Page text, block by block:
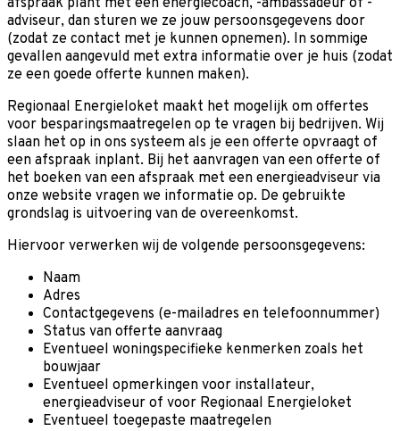
adviseur, dan sturen we ze jouw persoonsgegevens door
(zodat ze contact met je kunnen opnemen). In sommige
gevallen aangevuld met extra informatie over je huis (zodat
ze een goede offerte kunnen maken).
Regionaal Energieloket maakt het mogelijk om offertes
voor besparingsmaatregelen op te vragen bij bedrijven. Wij
slaan het op in ons systeem als je een offerte opvraagt of
een afspraak inplant. Bij het aanvragen van een offerte of
het boeken van een afspraak met een energieadviseur via
onze website vragen we informatie op. De gebruikte
grondslag is uitvoering van de overeenkomst.
Hiervoor verwerken wij de volgende persoonsgegevens:
Naam
Adres
Contactgegevens (e-mailadres en telefoonnummer)
Status van offerte aanvraag
Eventueel woningspecifieke kenmerken zoals het
bouwjaar
Eventueel opmerkingen voor installateur,
energieadviseur of voor Regionaal Energieloket
Eventueel toegepaste maatregelen